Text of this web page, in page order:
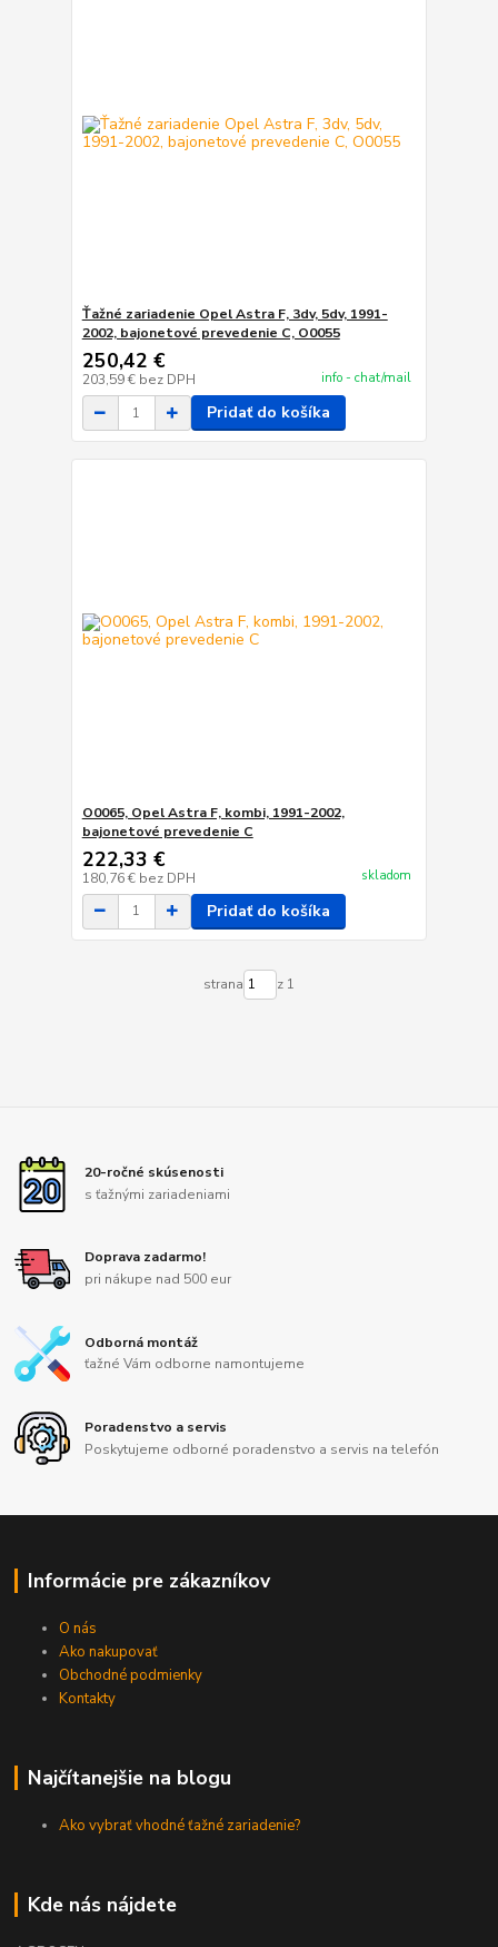
Ťažné zariadenie Opel Astra F, 3dv, 5dv, 1991-
2002, bajonetové prevedenie C, O0055
250,42 €
203,59 € bez DPH info - chat/mail
Pridať do košíka
O0065, Opel Astra F, kombi, 1991-2002,
bajonetové prevedenie C
222,33 €
180,76 € bez DPH skladom
Pridať do košíka
strana z 1
20-ročné skúsenosti
s ťažnými zariadeniami
Doprava zadarmo!
pri nákupe nad 500 eur
Odborná montáž
ťažné Vám odborne namontujeme
Poradenstvo a servis
Poskytujeme odborné poradenstvo a servis na telefón
Informácie pre zákazníkov
O nás
Ako nakupovať
Obchodné podmienky
Kontakty
Najčítanejšie na blogu
Ako vybrať vhodné ťažné zariadenie?
Kde nás nájdete